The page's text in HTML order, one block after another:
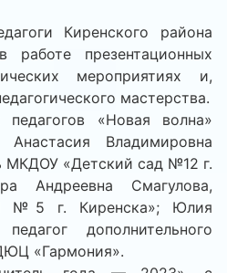
Киренского района
работе презентационных
мероприятиях и,
мастерства.
«Новая волна»
Анастасия Владимировна
МКДОУ «Детский сад №12 г.
Андреевна Смагулова,
№5 г. Киренска»; Юлия
дополнительного
«Гармония».